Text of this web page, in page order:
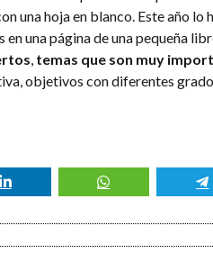
una hoja en blanco. Este año lo
una página de una pequeña
, temas que son muy
objetivos con diferentes